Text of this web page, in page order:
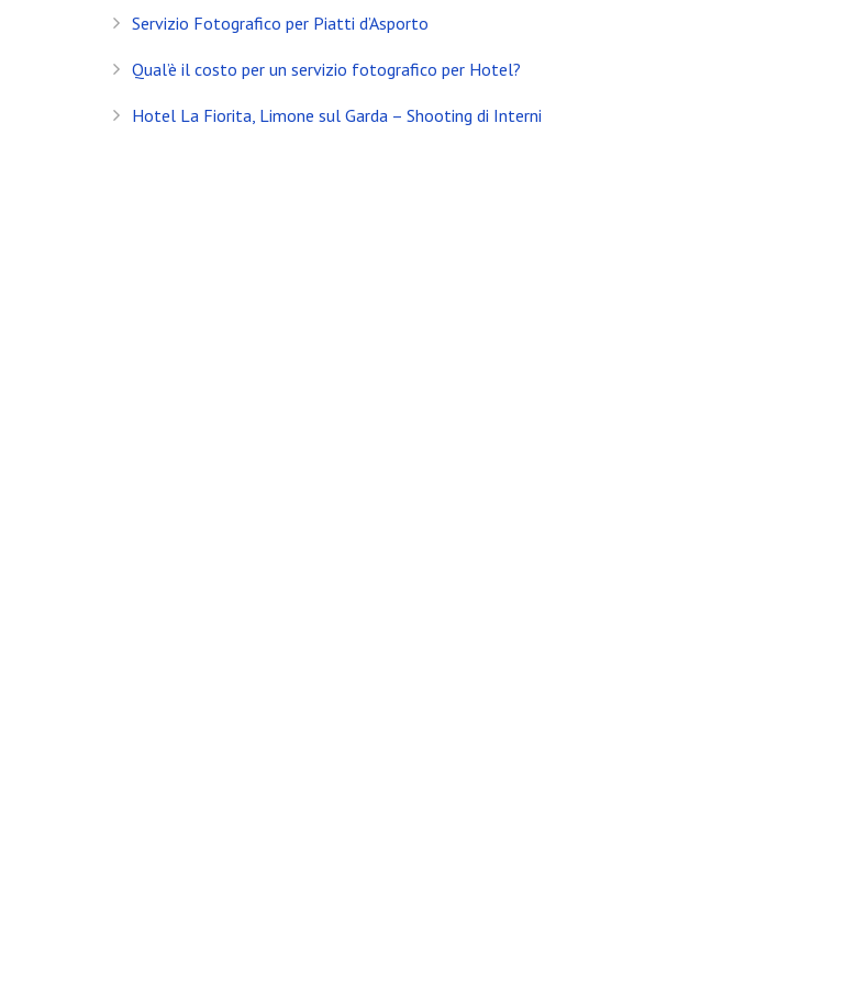
Servizio Fotografico per Piatti d’Asporto
Qual’è il costo per un servizio fotografico per Hotel?
Hotel La Fiorita, Limone sul Garda – Shooting di Interni
Socio Doc Servizi Soc.Coop P.Iva: IT002198100238